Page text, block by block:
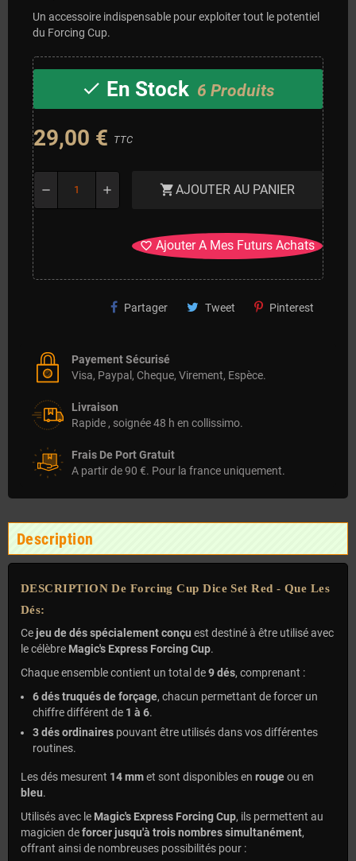
Un accessoire indispensable pour exploiter tout le potentiel
du Forcing Cup.
check En Stock 6 Produits
29,00 € TTC
remove add shopping_cartAJOUTER AU PANIER
favorite_border Ajouter A Mes Futurs Achats
Partager Tweet Pinterest
Payement Sécurisé
Visa, Paypal, Cheque, Virement, Espèce.
Livraison
Rapide , soignée 48 h en collissimo.
Frais De Port Gratuit
A partir de 90 €. Pour la france uniquement.
Description
DESCRIPTION De Forcing Cup Dice Set Red - Que Les
Dés:
Ce jeu de dés spécialement conçu est destiné à être utilisé avec
le célèbre Magic's Express Forcing Cup.
Chaque ensemble contient un total de9 dés, comprenant :
6 dés truqués de forçage, chacun permettant de forcer un
chiffre différent de 1 à 6.
3 dés ordinaires pouvant être utilisés dans vos différentes
routines.
Les dés mesurent 14 mmet sont disponibles en rougeou en
bleu.
Utilisés avec le Magic's Express Forcing Cup, ils permettent au
magicien deforcer jusqu'à trois nombres simultanément,
offrant ainsi de nombreuses possibilités pour :